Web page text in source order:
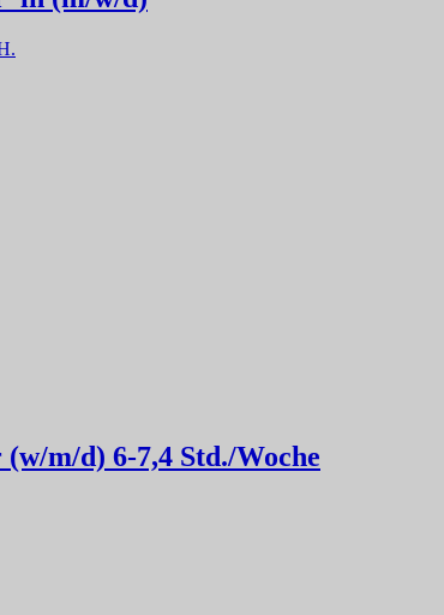
m/d) 6-7,4 Std./Woche